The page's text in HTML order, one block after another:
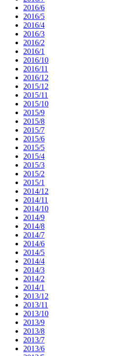
2016/6
2016/5
2016/4
2016/3
2016/2
2016/1
2016/10
2016/11
2016/12
2015/12
2015/11
2015/10
2015/9
2015/8
2015/7
2015/6
2015/5
2015/4
2015/3
2015/2
2015/1
2014/12
2014/11
2014/10
2014/9
2014/8
2014/7
2014/6
2014/5
2014/4
2014/3
2014/2
2014/1
2013/12
2013/11
2013/10
2013/9
2013/8
2013/7
2013/6